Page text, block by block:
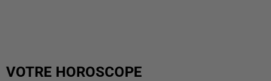
VOTRE HOROSCOPE